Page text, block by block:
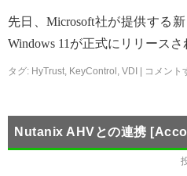
先日、Microsoft社が提供する
Windows 11が正式にリリース
タグ: HyTrust, KeyControl , VDI コメント
Nutanix AHVとの連携